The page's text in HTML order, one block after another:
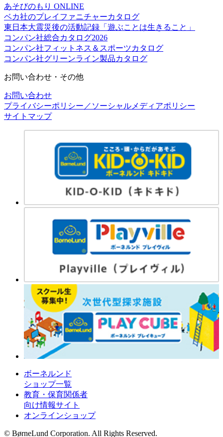
あそびのもり ONLINE
ベカ社のプレイファニチャーカタログ
東日本大震災後の活動記録「遊ぶことは生きること」
コンパン社総合カタログ2026
コンパン社フィットネス＆スポーツカタログ
コンパン社グリーンライン製品カタログ
お問い合わせ・その他
お問い合わせ
プライバシーポリシー／ソーシャルメディアポリシー
サイトマップ
ボーネルンド
ショップ一覧
教育・保育関係者
向け情報サイト
オンラインショップ
© BørneLund Corporation. All Rights Reserved.